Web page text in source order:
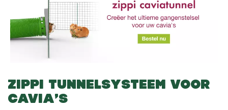
ZIPPI TUNNELSYSTEEM VOOR
CAVIA’S